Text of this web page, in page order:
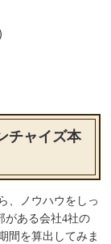
チャイズ本
、ノウハウをしっ
がある会社4社の
間を算出してみま